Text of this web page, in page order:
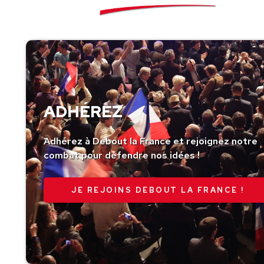
ADHÉREZ
Adhérez à Debout la France et rejoignez notre
combat pour défendre nos idées !
JE REJOINS DEBOUT LA FRANCE !